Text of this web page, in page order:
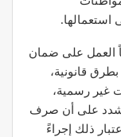
استعمالها.
العمل على ضمان
قانونية،
غير رسمية،
شدد على أن صرف
ذلك إجراءً